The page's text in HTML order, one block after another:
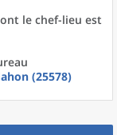
le chef-lieu est
(25578)